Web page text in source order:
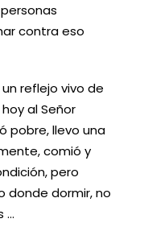
contra eso
reflejo vivo de
al Señor
pobre, llevo una
comió y
pero
donde dormir, no
…